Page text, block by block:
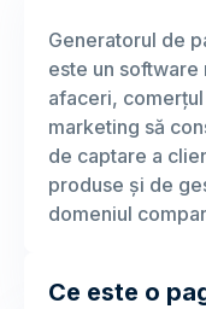
Generatorul de
este un
afaceri,
marketing să
de captare a
produse și de
domeniul
Ce este o